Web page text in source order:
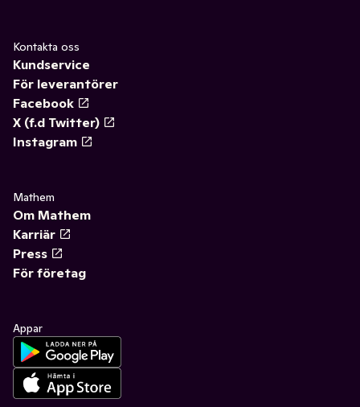
Kontakta oss
Kundservice
För leverantörer
Facebook
X (f.d Twitter)
Instagram
Mathem
Om Mathem
Karriär
Press
För företag
Appar